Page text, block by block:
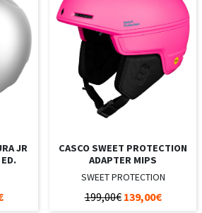
JR
CASCO SWEET PROTECTION
ADAPTER MIPS
SWEET PROTECTION
199,00€ 139,00€